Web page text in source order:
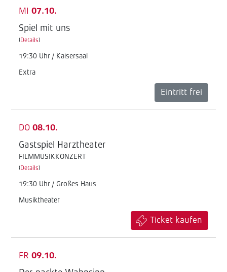
MI 07.10.
Spiel mit uns
(Details)
19:30 Uhr / Kaisersaal
Extra
Eintritt frei
DO 08.10.
Gastspiel Harztheater
FILMMUSIKKONZERT
(Details)
19:30 Uhr / Großes Haus
Musiktheater
Ticket kaufen
FR 09.10.